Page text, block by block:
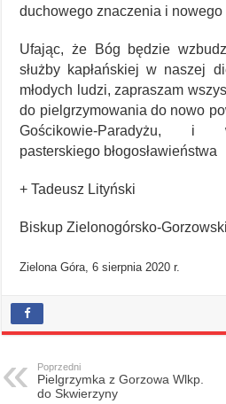
duchowego znaczenia i nowego
Ufając, że Bóg będzie
służby kapłańskiej w naszej
młodych ludzi, zapraszam
do pielgrzymowania do nowo
Gościkowie-Paradyżu, i
pasterskiego błogosławieństwa
+ Tadeusz Lityński
Biskup Zielonogórsko-Gorzowski
Zielona Góra, 6 sierpnia 2020 r.
Poprzedni
Pielgrzymka z Gorzowa Wlkp.
do Skwierzyny